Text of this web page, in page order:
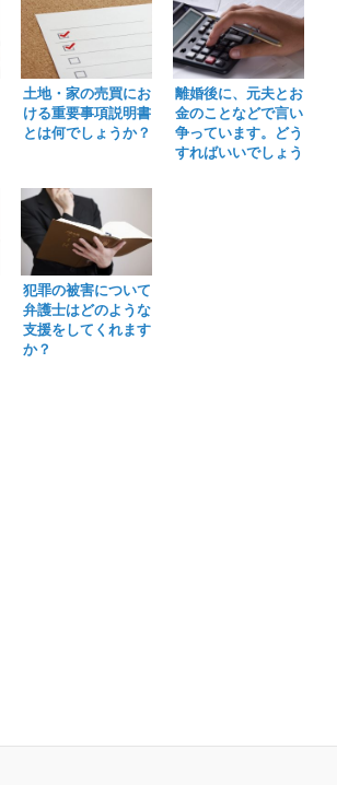
土地・家の売買にお
ける重要事項説明書
とは何でしょうか？
離婚後に、元夫とお
金のことなどで言い
争っています。どう
すればいいでしょう
犯罪の被害について
弁護士はどのような
支援をしてくれます
か？